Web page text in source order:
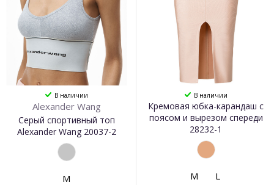
В наличии
Alexander Wang
Серый спортивный топ
Alexander Wang 20037-2
M
В наличии
Кремовая юбка-карандаш с
поясом и вырезом спереди
28232-1
M L